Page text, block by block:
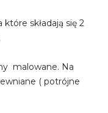
składają się 2
malowane. Na
( potrójne